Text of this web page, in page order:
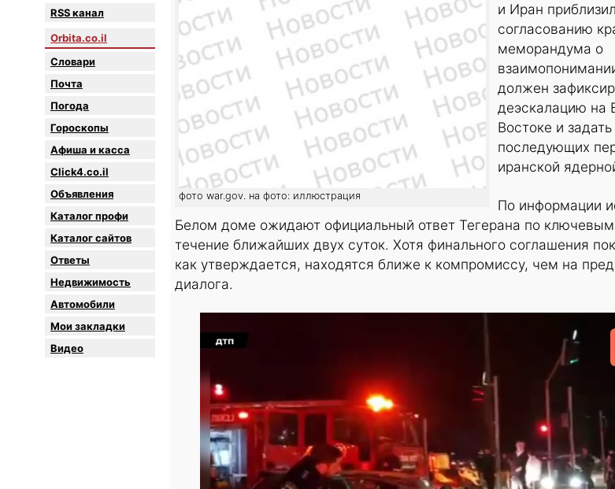
RSS канал
Orbita.co.il
Словари
Почта
Погода
Гороскопы
Афиша и касса
Click4.co.il
Объявления
Каталог профи
Каталог сайтов
Oтветы
Недвижимость
Автомобили
Мои закладки
Видео
фото war.gov. на фото: иллюстрация
и Иран
согласованию
меморандума о
должен
деэскалацию на
Востоке и
последующих
иранской
По информации
Белом доме ожидают официальный ответ Тегерана по
течение ближайших двух суток. Хотя финального соглашения
как утверждается, находятся ближе к компромиссу, чем на
диалога.